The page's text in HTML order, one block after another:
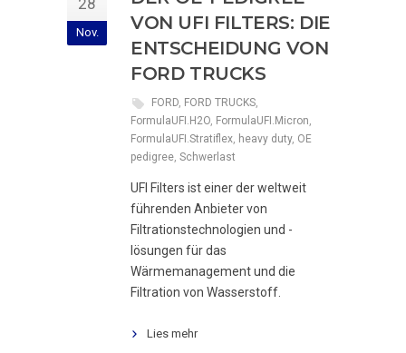
28
Nov.
VON UFI FILTERS: DIE
ENTSCHEIDUNG VON
FORD TRUCKS
FORD, FORD TRUCKS,
FormulaUFI.H2O, FormulaUFI.Micron,
FormulaUFI.Stratiflex, heavy duty, OE
pedigree, Schwerlast
UFI Filters ist einer der weltweit
führenden Anbieter von
Filtrationstechnologien und -
lösungen für das
Wärmemanagement und die
Filtration von Wasserstoff.
Lies mehr